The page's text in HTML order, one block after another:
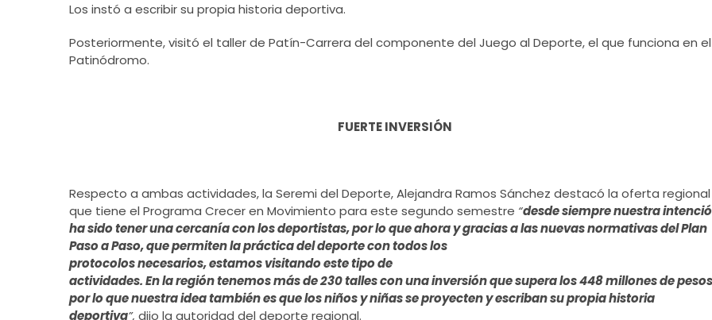
Los instó a escribir su propia historia deportiva.
Posteriormente, visitó el taller de Patín-Carrera del componente del Juego al Deporte, el que funciona en el
Patinódromo.
FUERTE INVERSIÓN
Respecto a ambas actividades, la Seremi del Deporte, Alejandra Ramos Sánchez destacó la oferta regional
que tiene el Programa Crecer en Movimiento para este segundo semestre “desde siempre nuestra
ha sido tener una cercanía con los deportistas, por lo que ahora y gracias a las nuevas normativas del Plan
Paso a Paso, que permiten la práctica del deporte contodos los
protocolos necesarios, estamos visitando este tipo de
actividades. En la región tenemos más de 230 talles con una inversión que supera los 448 millones de
por lo que nuestra idea también es que los niños y niñas se proyecten y escriban su propia historia
deportiva”, dijo la autoridad del deporte regional.